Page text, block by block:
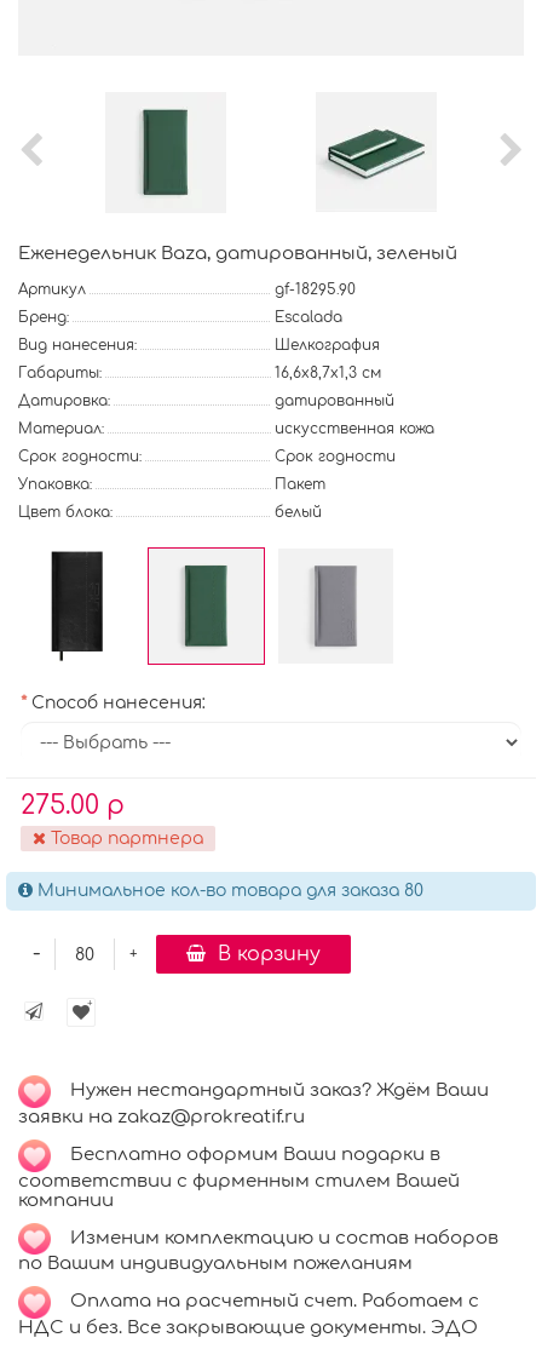
Еженедельник Baza, датированный, зеленый
Артикул
gf-18295.90
Бренд:
Escalada
Вид нанесения:
Шелкография
Габариты:
16,6х8,7х1,3 см
Датировка:
датированный
Материал:
искусственная кожа
Срок годности:
Срок годности
Упаковка:
Пакет
Цвет блока:
белый
Способ нанесения:
275.00 р
Товар партнера
Минимальное кол-во товара для заказа 80
+
- В корзину
Нужен нестандартный заказ? Ждём Ваши
заявки на zakaz@prokreatif.ru
Бесплатно оформим Ваши подарки в
соответствии с фирменным стилем Вашей
компании
Изменим комплектацию и состав наборов
по Вашим индивидуальным пожеланиям
Оплата на расчетный счет. Работаем с
НДС и без. Все закрывающие документы. ЭДО